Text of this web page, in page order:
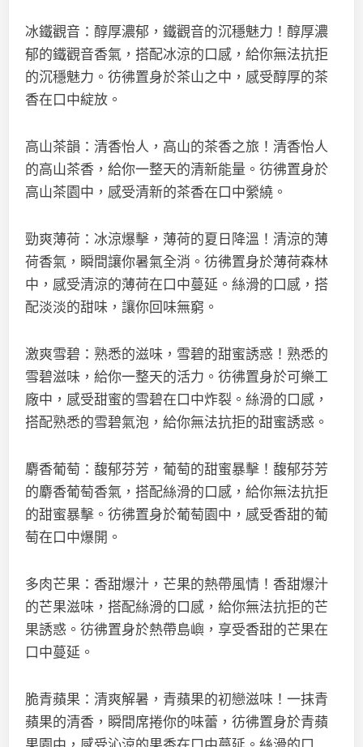
冰鐵觀音：醇厚濃郁，鐵觀音的沉穩魅力！醇厚濃
郁的鐵觀音香氣，搭配冰涼的口感，給你無法抗拒
的沉穩魅力。彷彿置身於茶山之中，感受醇厚的茶
香在口中綻放。
高山茶韻：清香怡人，高山的茶香之旅！清香怡人
的高山茶香，給你一整天的清新能量。彷彿置身於
高山茶園中，感受清新的茶香在口中縈繞。
勁爽薄荷：冰涼爆擊，薄荷的夏日降溫！清涼的薄
荷香氣，瞬間讓你暑氣全消。彷彿置身於薄荷森林
中，感受清涼的薄荷在口中蔓延。絲滑的口感，搭
配淡淡的甜味，讓你回味無窮。
激爽雪碧：熟悉的滋味，雪碧的甜蜜誘惑！熟悉的
雪碧滋味，給你一整天的活力。彷彿置身於可樂工
廠中，感受甜蜜的雪碧在口中炸裂。絲滑的口感，
搭配熟悉的雪碧氣泡，給你無法抗拒的甜蜜誘惑。
麝香葡萄：馥郁芬芳，葡萄的甜蜜暴擊！馥郁芬芳
的麝香葡萄香氣，搭配絲滑的口感，給你無法抗拒
的甜蜜暴擊。彷彿置身於葡萄園中，感受香甜的葡
萄在口中爆開。
多肉芒果：香甜爆汁，芒果的熱帶風情！香甜爆汁
的芒果滋味，搭配絲滑的口感，給你無法抗拒的芒
果誘惑。彷彿置身於熱帶島嶼，享受香甜的芒果在
口中蔓延。
脆青蘋果：清爽解暑，青蘋果的初戀滋味！一抹青
蘋果的清香，瞬間席捲你的味蕾，彷彿置身於青蘋